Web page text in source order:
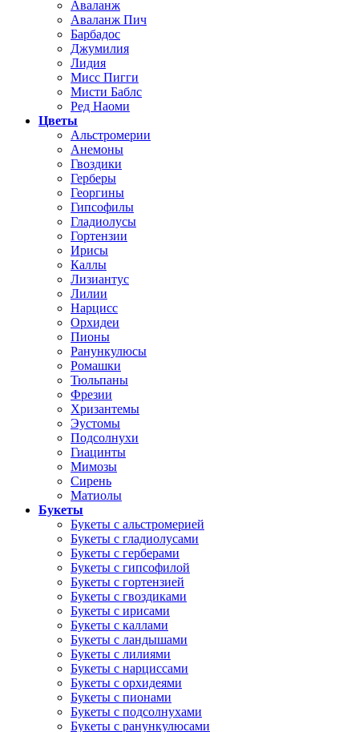
Аваланж
Аваланж Пич
Барбадос
Джумилия
Лидия
Мисс Пигги
Мисти Баблс
Ред Наоми
Цветы
Альстромерии
Анемоны
Гвоздики
Герберы
Георгины
Гипсофилы
Гладиолусы
Гортензии
Ирисы
Каллы
Лизиантус
Лилии
Нарцисс
Орхидеи
Пионы
Ранункулюсы
Ромашки
Тюльпаны
Фрезии
Хризантемы
Эустомы
Подсолнухи
Гиацинты
Мимозы
Сирень
Матиолы
Букеты
Букеты с альстромерией
Букеты с гладиолусами
Букеты с герберами
Букеты с гипсофилой
Букеты с гортензией
Букеты с гвоздиками
Букеты с ирисами
Букеты с каллами
Букеты с ландышами
Букеты с лилиями
Букеты с нарциссами
Букеты с орхидеями
Букеты с пионами
Букеты с подсолнухами
Букеты с ранункулюсами